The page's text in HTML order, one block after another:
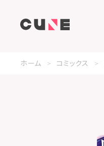
ホーム コミックス